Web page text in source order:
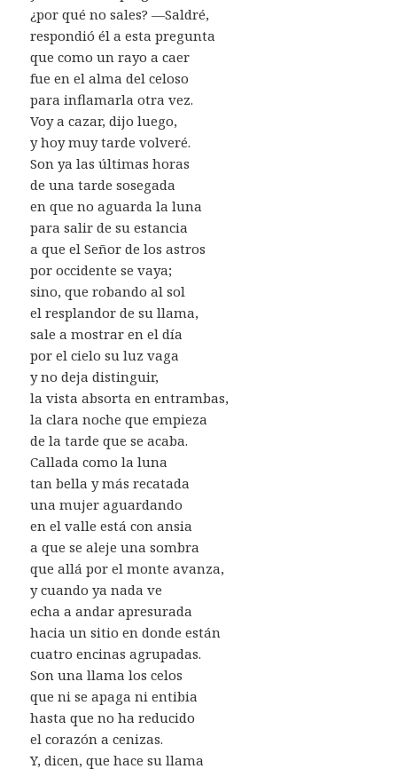
¿por qué no sales? —Saldré,
respondió él a esta pregunta
que como un rayo a caer
fue en el alma del celoso
para inflamarla otra vez.
Voy a cazar, dijo luego,
y hoy muy tarde volveré.
Son ya las últimas horas
de una tarde sosegada
en que no aguarda la luna
para salir de su estancia
a que el Señor de los astros
por occidente se vaya;
sino, que robando al sol
el resplandor de su llama,
sale a mostrar en el día
por el cielo su luz vaga
y no deja distinguir,
la vista absorta en entrambas,
la clara noche que empieza
de la tarde que se acaba.
Callada como la luna
tan bella y más recatada
una mujer aguardando
en el valle está con ansia
a que se aleje una sombra
que allá por el monte avanza,
y cuando ya nada ve
echa a andar apresurada
hacia un sitio en donde están
cuatro encinas agrupadas.
Son una llama los celos
que ni se apaga ni entibia
hasta que no ha reducido
el corazón a cenizas.
Y, dicen, que hace su llama